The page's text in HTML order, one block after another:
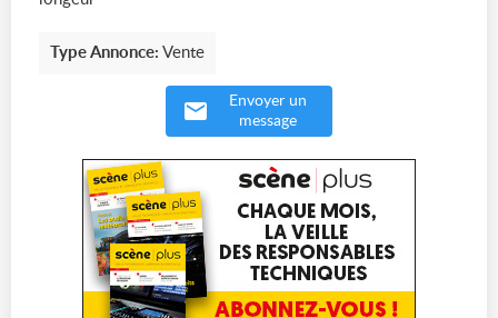
Type Annonce: Vente
Envoyer un
message